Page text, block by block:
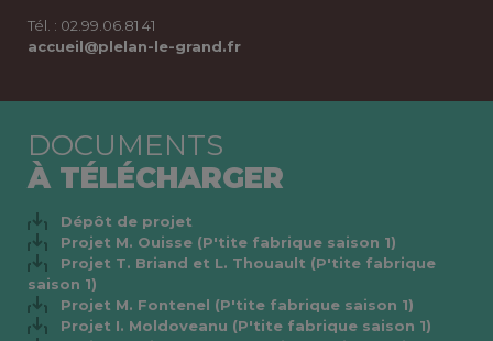
Tél. : 02.99.06.81 41
accueil@plelan-le-grand.fr
DOCUMENTS
À TÉLÉCHARGER
Dépôt de projet
Projet M. Ouisse (P'tite fabrique saison 1)
Projet T. Briand et L. Thouault (P'tite fabrique
saison 1)
Projet M. Fontenel (P'tite fabrique saison 1)
Projet I. Moldoveanu (P'tite fabrique saison 1)